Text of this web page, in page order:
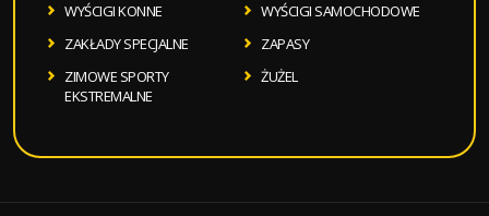
WYŚCIGI KONNE
WYŚCIGI SAMOCHODOWE
ZAKŁADY SPECJALNE
ZAPASY
ZIMOWE SPORTY
EKSTREMALNE
ŻUŻEL